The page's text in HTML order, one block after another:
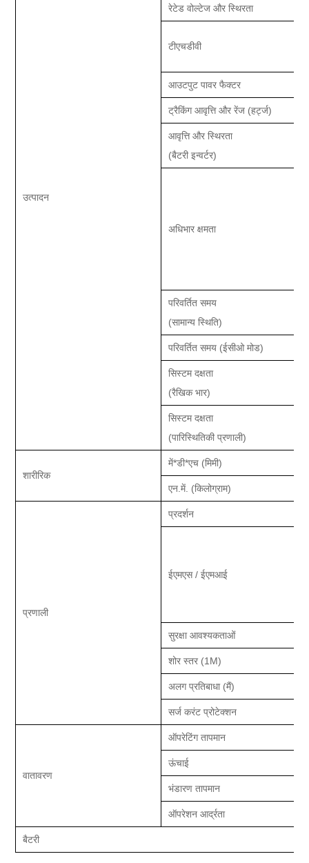
उत्पादन
रेटेड वोल्टेज और स्थिरता
टीएचडीवी
आउटपुट पावर फैक्टर
ट्रैकिंग आवृत्ति और रेंज (हर्ट्ज)
आवृत्ति और स्थिरता
(बैटरी इन्वर्टर)
अधिभार क्षमता
परिवर्तित समय
(सामान्य स्थिति)
परिवर्तित समय (ईसीओ मोड)
सिस्टम दक्षता
(रैखिक भार)
सिस्टम दक्षता
(पारिस्थितिकी प्रणाली)
शारीरिक
में*डी*एच (मिमी)
एन .में. (किलोग्राम)
प्रणाली
प्रदर्शन
ईएमएस / ईएमआई
सुरक्षा आवश्यकताओं
शोर स्तर (1M)
अलग प्रतिबाधा (मैं)
सर्ज करंट प्रोटेक्शन
वातावरण
ऑपरेटिंग तापमान
ऊंचाई
भंडारण तापमान
ऑपरेशन आर्द्रता
बैटरी